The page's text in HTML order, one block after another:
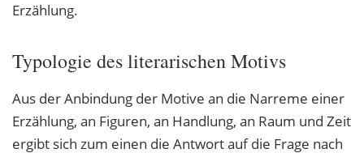
Erzählung.
Typologie des literarischen Motivs
Aus der Anbindung der Motive an die Narreme einer
Erzählung, an Figuren, an Handlung, an Raum und Zeit
ergibt sich zum einen die Antwort auf die Frage nach